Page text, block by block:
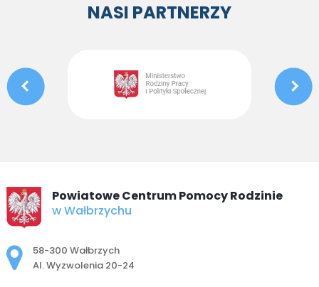
NASI PARTNERZY
Powiatowe Centrum Pomocy Rodzinie
w Wałbrzychu
Adres pocztowy:
58-300 Wałbrzych
Al. Wyzwolenia 20-24